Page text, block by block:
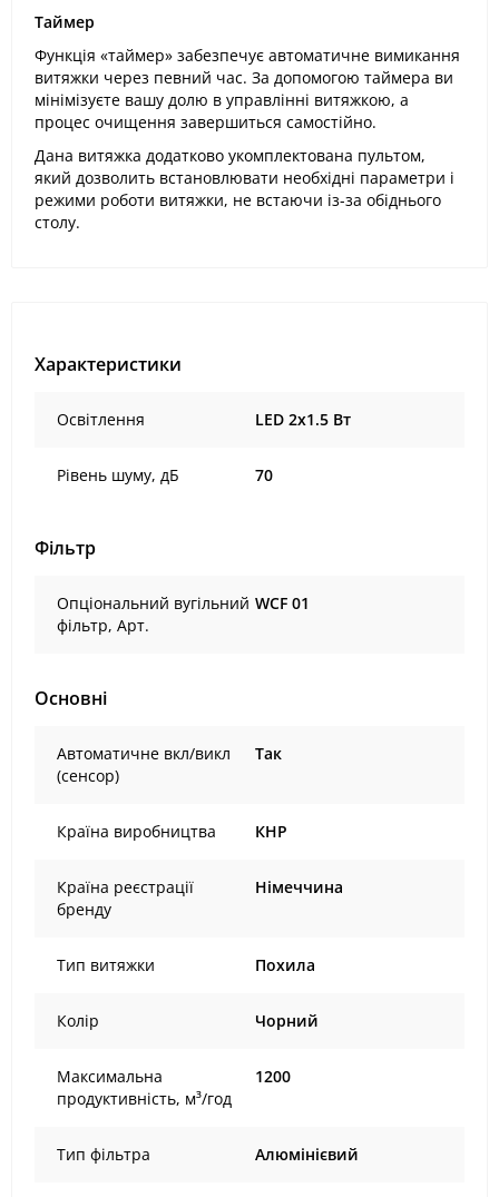
Таймер
Функція «таймер» забезпечує автоматичне вимикання
витяжки через певний час. За допомогою таймера ви
мінімізуєте вашу долю в управлінні витяжкою, а
процес очищення завершиться самостійно.
Дана витяжка додатково укомплектована пультом,
який дозволить встановлювати необхідні параметри і
режими роботи витяжки, не встаючи із-за обіднього
столу.
Характеристики
Освітлення LED 2x1.5 Вт
Рівень шуму, дБ 70
Фільтр
Опціональний вугільний
фільтр, Арт.
WCF 01
Основні
Автоматичне вкл/викл
(сенсор)
Так
Країна виробництва КНР
Країна реєстрації
бренду
Німеччина
Тип витяжки Похила
Колір Чорний
Максимальна
продуктивність, м³/год
1200
Тип фільтра Алюмінієвий